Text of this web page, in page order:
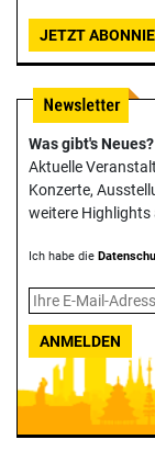
JETZT
Was gibt's Neues?
Aktuelle
Konzerte,
weitere Highlights
Ich habe die
ANMELDEN